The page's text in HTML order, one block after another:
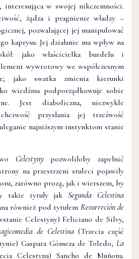
interesująca w swojej nikczemności.
żądza i pragnienie władzy –
pozwalającej jej manipulować
kaprysu. Jej działanie ma wpływ na
jako właścicielka burdelu i
wywrotowy we współczesnym
jako swatka zmienia kierunki
wiedźma podporządkowuje sobie
Jest diaboliczna, niezwykle
przysłania jej trzeźwość
najniższym instynktom stanie
Celestynypozwoliłoby zapełnić
na przestrzeni stuleci pojawiły
zarówno prozą, jak i wierszem, by
takie tytuły jakSegunda Celestina
również pod tytułem Resurreción de
Celestyny) Feliciano de Silvy,
de Celestina (Trzecia część
Gaspara Gómeza de Toledo, La
Celestyna) Sancho de Muñona.